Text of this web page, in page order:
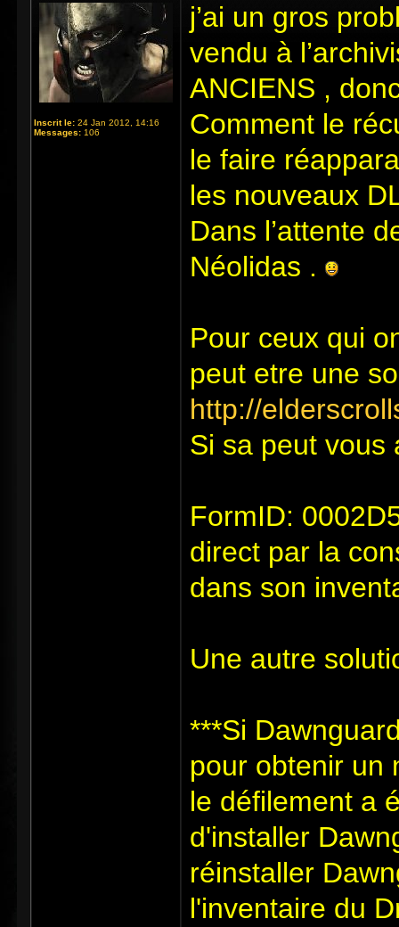
Inscrit le: 24 Jan 2012, 14:16
Messages: 106
j’ai un gros
vendu à
ANCIENS ,
Comment le
le faire
les nouveaux
Dans l’attente
Néolidas .
Pour ceux qui
peut etre une
http://
Si sa peut
FormID:
direct par la
dans son
Une autre
***Si
pour obtenir un
le défilement a
d'installer
réinstaller
l'inventaire du